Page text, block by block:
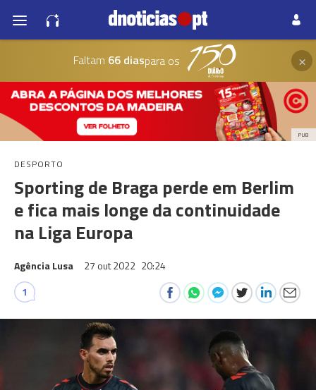
Faltam 66 diaspara os ×
PUB
DESPORTO
Sporting de Braga perde em Berlim
e fica mais longe da continuidade
na Liga Europa
Agência Lusa 27 out 2022 20:24
1